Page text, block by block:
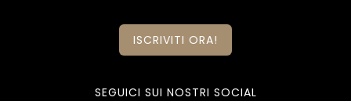
ISCRIVITI ORA!
SEGUICI SUI NOSTRI SOCIAL